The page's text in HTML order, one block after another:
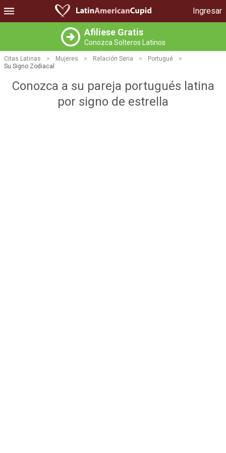
Ingresar
Afiliese Gratis
Conozca Solteros Latinos
Citas Latinas > Mujeres > Relación Seria > Portugué
>
Su Signo Zodiacal
Conozca a su pareja portugués latina
por signo de estrella